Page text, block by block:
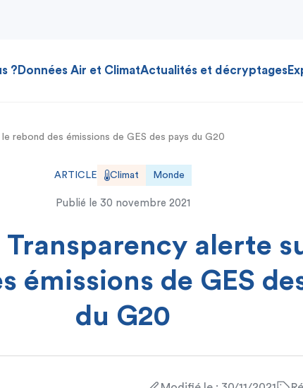
? Données Air et ClimatActualités et décryptages
rebond des émissions de GES des pays du G20
ARTICLE Climat Monde
Publié le 30 novembre 2021
alerte
émissions de GES
du G20